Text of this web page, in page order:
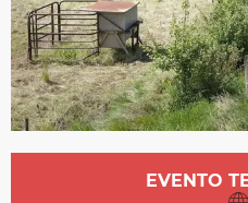
Horarios y datos de
EVENTO